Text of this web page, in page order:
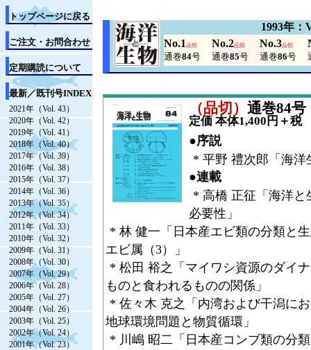
トップページに戻る
ご注文・お問合わせ
定期購読について
最新／既刊号INDEX
2021年（Vol. 43）
2020年（Vol. 42）
2019年（Vol. 41）
2018年（Vol. 40）
2017年（Vol. 39）
2016年（Vol. 38）
2015年（Vol. 37）
2014年（Vol. 36）
2013年（Vol. 35）
2012年（Vol. 34）
2011年（Vol. 33）
2010年（Vol. 32）
2009年（Vol. 31）
2008年（Vol. 30）
2007年（Vol. 29）
2006年（Vol. 28）
2005年（Vol. 27）
2004年（Vol. 26）
2003年（Vol. 25）
2002年（Vol. 24）
2001年（Vol. 23）
1993年：
No.1品切
通巻84号
No.2品切
通巻85号
No.3品切
通巻86号
（品切） 通巻84号
定価 本体1,400円＋税
●序説
* 平野 禮次郎「海洋
●連載
* 高橋 正征「海洋と
必要性」
* 林 健一「日本産エビ類の分類と
エビ属（3）」
* 松田 裕之「マイワシ資源のダイ
ものと食われるものの関係」
* 佐々木 克之「内湾および干潟に
地球環境問題と物質循環」
* 川嶋 昭二「日本産コンブ類の分